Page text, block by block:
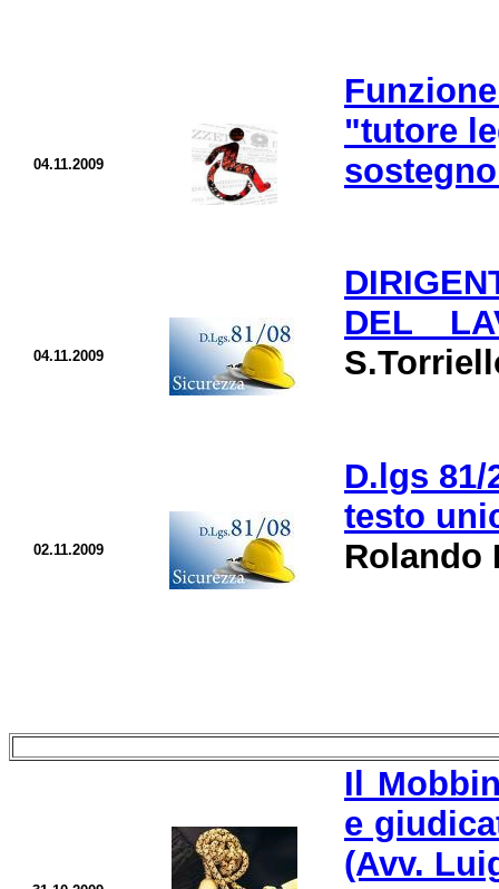
04.11.2009
"tutore
04.11.2009
DEL
02.11.2009
D.lgs
testo
Rolando
Il
e
(Avv.